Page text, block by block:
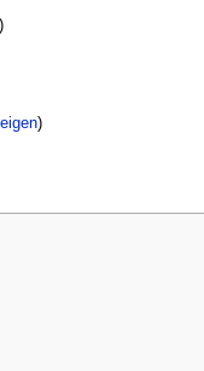
)
)